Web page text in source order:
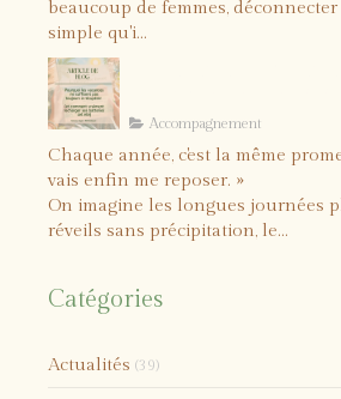
beaucoup de femmes, déconnecter
simple qu'i...
Accompagnement
Chaque année, c'est la même
vais enfin me reposer. »
On imagine les longues journées
réveils sans précipitation, le...
Catégories
Actualités (39)